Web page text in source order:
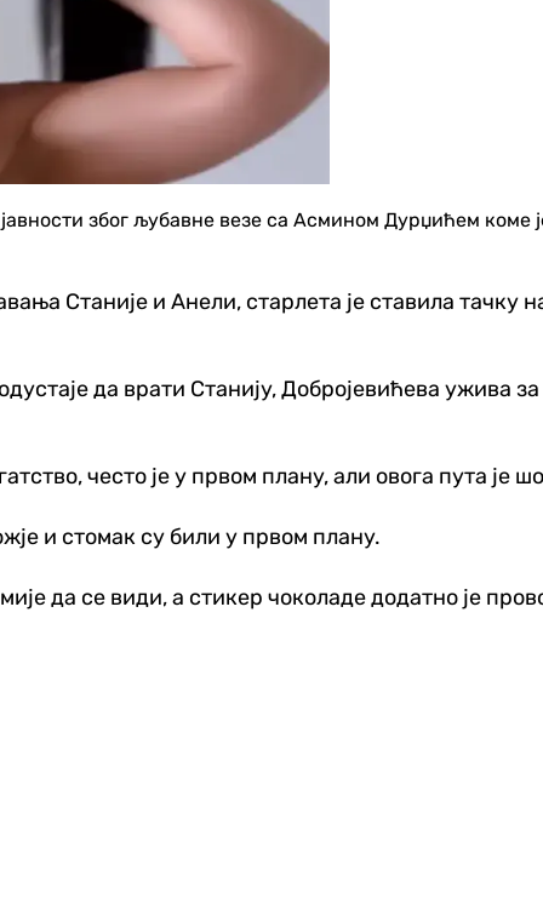
због љубавне везе са Асмином Дурџићем
Станије и Анели, старлета је ставила тачку
да врати Станију, Добројевићева ужива
често је у првом плану, али овога пута је
и стомак су били у првом плану.
да се види, а стикер чоколаде додатно је